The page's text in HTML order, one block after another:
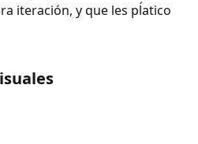
iteración, y que les pĺatico